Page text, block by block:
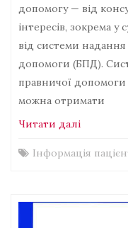
допомогу — від
інтересів, зокрема
від системи
допомоги (БПД).
правничої
можна отримати
Читати далі
Інформація